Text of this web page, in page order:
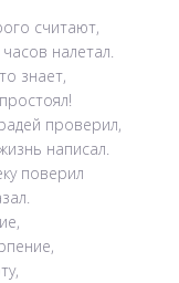
считают,
налетал.
знает,
проверил,
написал.
поверил